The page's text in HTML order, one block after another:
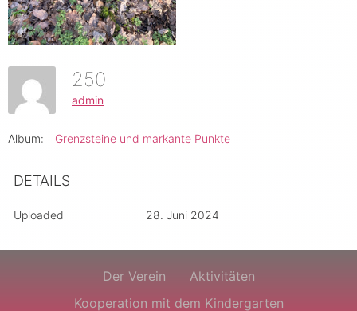
250
admin
Album: Grenzsteine und markante Punkte
DETAILS
Uploaded 28. Juni 2024
Der Verein
Aktivitäten
Kooperation mit dem Kindergarten